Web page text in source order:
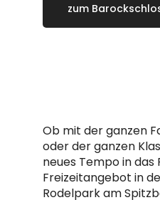
zum
Ob mit der ganzen
oder der ganzen
neues Tempo in das
Freizeitangebot in
Rodelpark am